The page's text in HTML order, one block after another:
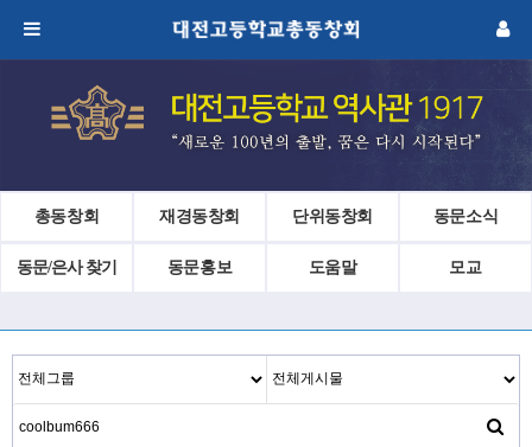
총동창회 재경동창회 단위동창회 동문소식
동문/은사 찾기 동문홍보 도움말 모교